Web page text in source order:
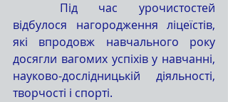
відбулося нагородження ліцеїстів,
які впродовж навчального року
досягли вагомих успіхів у навчанні,
науково-дослідницькій діяльності,
творчості і спорті.